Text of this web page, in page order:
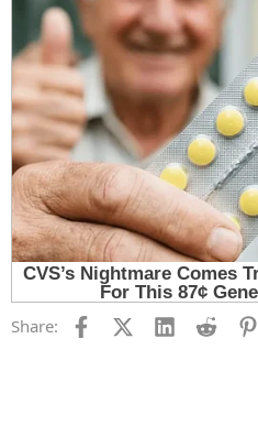
Share: FacebookX (Twitter)
LinkedInReddit